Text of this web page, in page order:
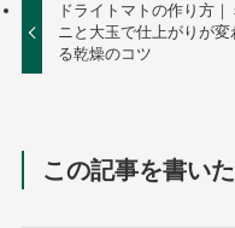
ドライトマトの作り方｜
ニと大玉で仕上がりが変
る乾燥のコツ
この記事を書い